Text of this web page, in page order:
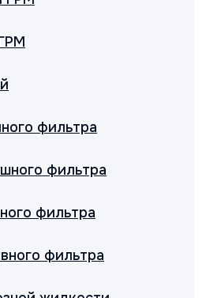
фильтра
фильтра
фильтра
фильтра